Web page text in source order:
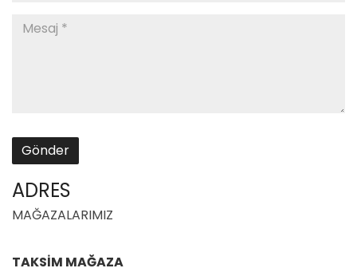
Gönder
ADRES
MAĞAZALARIMIZ
TAKSİM MAĞAZA